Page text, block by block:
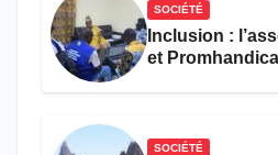
SOCIÉTÉ
Inclusion :
et
SOCIÉTÉ